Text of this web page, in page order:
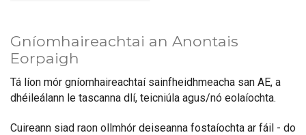
Gníomhaireachtai an Anontais
Eorpaigh
Tá líon mór gníomhaireachtaí sainfheidhmeacha san AE, a
dhéileálann le tascanna dlí, teicniúla agus/nó eolaíochta.
Cuireann siad raon ollmhór deiseanna fostaíochta ar fáil - do